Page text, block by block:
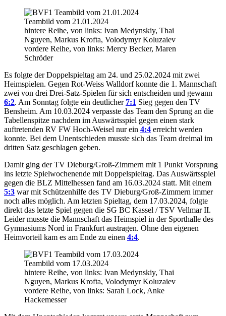
Teambild vom 21.01.2024
hintere Reihe, von links: Ivan Medynskiy, Thai
Nguyen, Markus Krofta, Volodymyr Koluzaiev
vordere Reihe, von links: Mercy Becker, Maren
Schröder
Es folgte der Doppelspieltag am 24. und 25.02.2024 mit zwei
Heimspielen. Gegen Rot-Weiss Walldorf konnte die 1. Mannschaft
zwei von drei Drei-Satz-Spielen für sich entscheiden und gewann
6:2. Am Sonntag folgte ein deutlicher 7:1 Sieg gegen den TV
Bensheim. Am 10.03.2024 verpasste das Team den Sprung an die
Tabellenspitze nachdem im Auswärtsspiel gegen einen stark
auftretenden RV FW Hoch-Weisel nur ein 4:4 erreicht werden
konnte. Bei dem Unentschieden musste sich das Team dreimal im
dritten Satz geschlagen geben.
Damit ging der TV Dieburg/Groß-Zimmern mit 1 Punkt Vorsprung
ins letzte Spielwochenende mit Doppelspieltag. Das Auswärtsspiel
gegen die BLZ Mittelhessen fand am 16.03.2024 statt. Mit einem
5:3 war mit Schützenhilfe des TV Dieburg/Groß-Zimmern immer
noch alles möglich. Am letzten Spieltag, dem 17.03.2024, folgte
direkt das letzte Spiel gegen die SG BC Kassel / TSV Vellmar II.
Leider musste die Mannschaft das Heimspiel in der Sporthalle des
Gymnasiums Nord in Frankfurt austragen. Ohne den eigenen
Heimvorteil kam es am Ende zu einen 4:4.
Teambild vom 17.03.2024
hintere Reihe, von links: Ivan Medynskiy, Thai
Nguyen, Markus Krofta, Volodymyr Koluzaiev
vordere Reihe, von links: Sarah Lock, Anke
Hackemesser